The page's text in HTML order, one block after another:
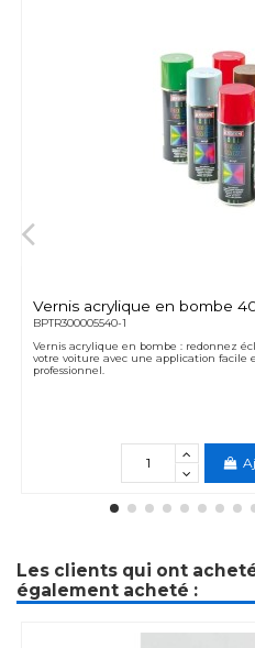
Vernis acrylique en bombe
BPTR300005540-1
Vernis acrylique en bombe : redonnez
votre voiture avec une application facile
professionnel.
Les clients qui ont
également acheté :